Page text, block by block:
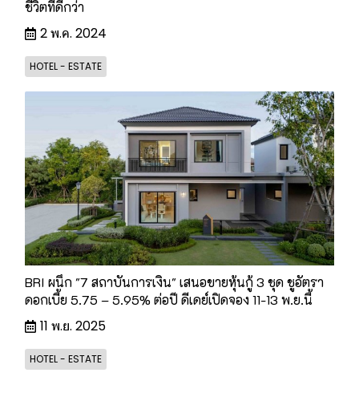
ชีวิตที่ดีกว่า
2 พ.ค. 2024
HOTEL - ESTATE
BRI ผนึก "7 สถาบันการเงิน" เสนอขายหุ้นกู้ 3 ชุด ชูอัตรา
ดอกเบี้ย 5.75 – 5.95% ต่อปี ดีเดย์เปิดจอง 11-13 พ.ย.นี้
11 พ.ย. 2025
HOTEL - ESTATE